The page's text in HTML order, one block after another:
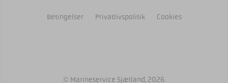
Betingelser Privatlivspolitik Cookies
© Marineservice Sjælland, 2026